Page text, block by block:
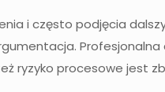
i często podjęcia
ryzyko procesowe jest